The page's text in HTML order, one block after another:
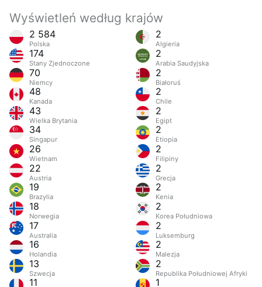
Wyświetleń według krajów
2 584
Polska
174
Stany Zjednoczone
70
Niemcy
48
Kanada
43
Wielka Brytania
34
Singapur
26
Wietnam
22
Austria
19
Brazylia
18
Norwegia
17
Australia
16
Holandia
13
Szwecja
11
2
Algieria
2
Arabia Saudyjska
2
Białoruś
2
Chile
2
Egipt
2
Etiopia
2
Filipiny
2
Grecja
2
Kenia
2
Korea Południowa
2
Luksemburg
2
Malezja
2
Republika Południowej Afryki
1